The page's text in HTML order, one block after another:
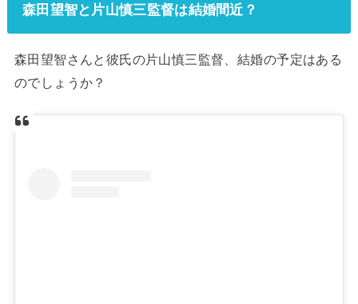
森田望智と片山慎三監督は結婚間近？
森田望智さんと彼氏の片山慎三監督、結婚の予定はある
のでしょうか？